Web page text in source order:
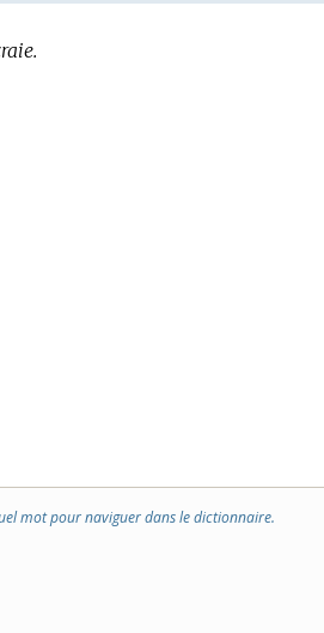
mot pour naviguer dans le dictionnaire.